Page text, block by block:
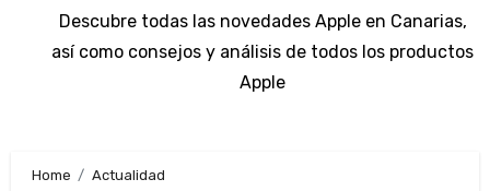
Descubre todas las novedades Apple en Canarias,
así como consejos y análisis de todos los productos
Apple
Home
Actualidad